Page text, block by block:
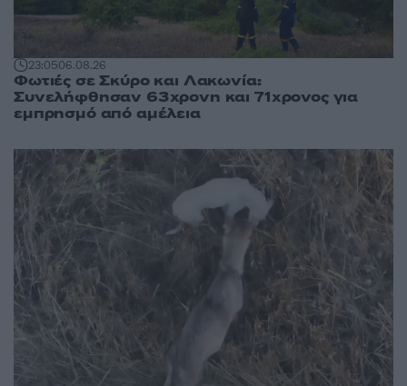
23:0506.08.26
Φωτιές σε Σκύρο και Λακωνία:
Συνελήφθησαν 63χρονη και 71χρονος για
εμπρησμό από αμέλεια